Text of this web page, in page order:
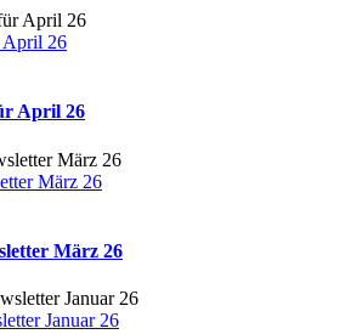
April 26
April 26
März 26
März 26
Januar 26